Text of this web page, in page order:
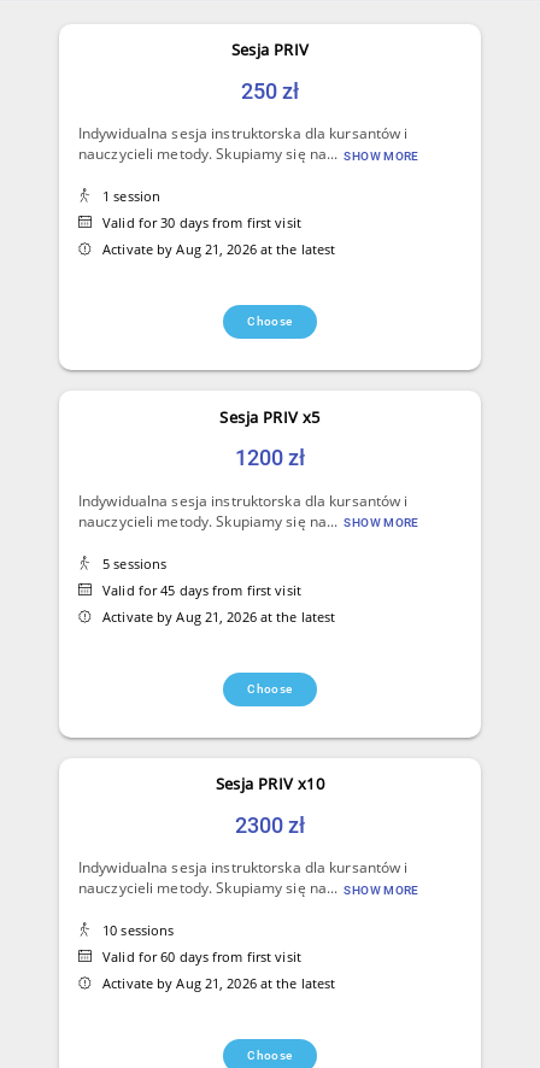
Sesja PRIV
250 zł
Indywidualna sesja instruktorska dla kursantów i
nauczycieli metody. Skupiamy się na... SHOW MORE
1 session
Valid for 30 days from first visit
Activate by Aug 21, 2026 at the latest
Choose
Sesja PRIV x5
1200 zł
Indywidualna sesja instruktorska dla kursantów i
nauczycieli metody. Skupiamy się na... SHOW MORE
5 sessions
Valid for 45 days from first visit
Activate by Aug 21, 2026 at the latest
Choose
Sesja PRIV x10
2300 zł
Indywidualna sesja instruktorska dla kursantów i
nauczycieli metody. Skupiamy się na... SHOW MORE
10 sessions
Valid for 60 days from first visit
Activate by Aug 21, 2026 at the latest
Choose